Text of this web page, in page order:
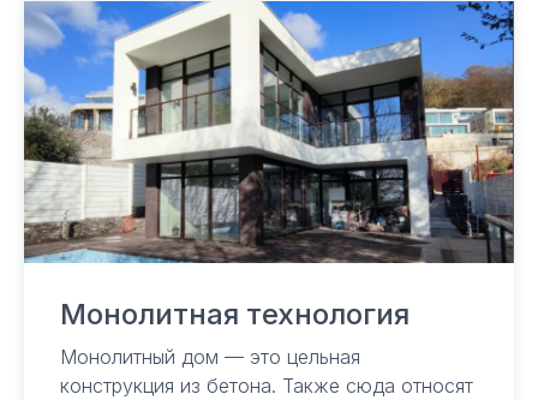
Монолитная технология
Монолитный дом — это цельная
конструкция из бетона. Также сюда относят